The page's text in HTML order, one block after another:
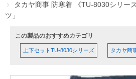
お問い合わせ
FAX注文用紙の印刷
ジャンブレの特長
商品カテゴリから選ぶ
商品ステータスで絞る
キャンペーン
タカヤ商事 防寒着 《TU-8030シリー
ツ」
この製品のおすすめカテゴリ
上下セットTU-8030シリーズ タカヤ商